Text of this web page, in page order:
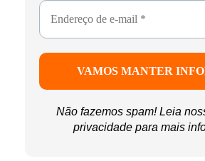
Não fazemos spam! Leia
privacidade para mais